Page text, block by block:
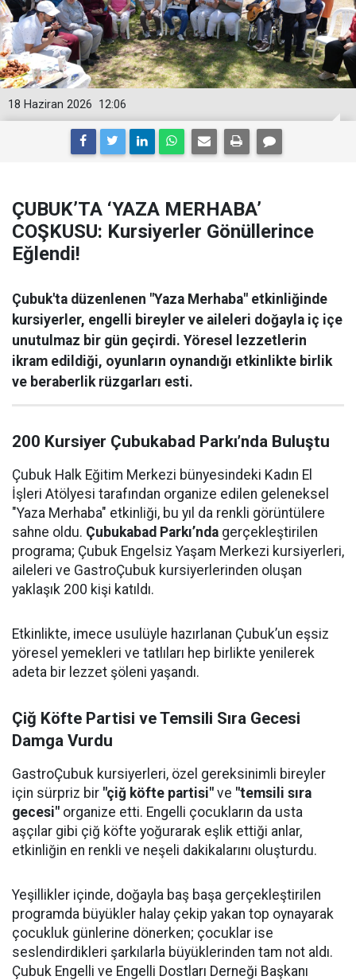
12:06
18 Haziran 2026
ÇUBUK’TA ‘YAZA MERHABA’
COŞKUSU: Kursiyerler Gönüllerince
Eğlendi!
Çubuk'ta düzenlenen "Yaza Merhaba" etkinliğinde
kursiyerler, engelli bireyler ve aileleri doğayla iç içe
unutulmaz bir gün geçirdi. Yöresel lezzetlerin
ikram edildiği, oyunların oynandığı etkinlikte birlik
ve beraberlik rüzgarları esti.
200 Kursiyer Çubukabad Parkı’nda Buluştu
Çubuk Halk Eğitim Merkezi bünyesindeki Kadın El
İşleri Atölyesi tarafından organize edilen geleneksel
"Yaza Merhaba" etkinliği, bu yıl da renkli görüntülere
sahne oldu. Çubukabad Parkı’nda gerçekleştirilen
programa; Çubuk Engelsiz Yaşam Merkezi kursiyerleri,
aileleri ve GastroÇubuk kursiyerlerinden oluşan
yaklaşık 200 kişi katıldı.
Etkinlikte, imece usulüyle hazırlanan Çubuk’un eşsiz
yöresel yemekleri ve tatlıları hep birlikte yenilerek
adeta bir lezzet şöleni yaşandı.
Çiğ Köfte Partisi ve Temsili Sıra Gecesi
Damga Vurdu
GastroÇubuk kursiyerleri, özel gereksinimli bireyler
için sürpriz bir "çiğ köfte partisi" ve "temsili sıra
gecesi" organize etti. Engelli çocukların da usta
aşçılar gibi çiğ köfte yoğurarak eşlik ettiği anlar,
etkinliğin en renkli ve neşeli dakikalarını oluşturdu.
Yeşillikler içinde, doğayla baş başa gerçekleştirilen
programda büyükler halay çekip yakan top oynayarak
çocukluk günlerine dönerken; çocuklar ise
seslendirdikleri şarkılarla büyüklerinden tam not aldı.
Çubuk Engelli ve Engelli Dostları Derneği Başkanı